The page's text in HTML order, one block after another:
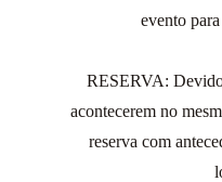
evento
RESERVA:
acontecerem no
reserva com